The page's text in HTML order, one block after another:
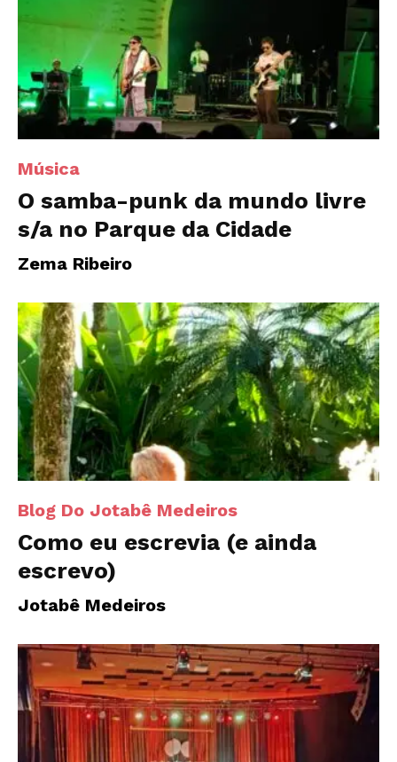
Música
O samba-punk da mundo livre
s/a no Parque da Cidade
Zema Ribeiro
Blog Do Jotabê Medeiros
Como eu escrevia (e ainda
escrevo)
Jotabê Medeiros